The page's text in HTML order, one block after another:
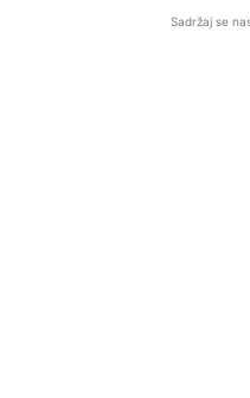
Sadržaj se